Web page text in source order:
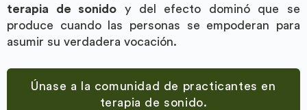
terapia de sonido y del efecto dominó que se
produce cuando las personas se empoderan para
asumir su verdadera vocación.
Únase a la comunidad de practicantes en
terapia de sonido.